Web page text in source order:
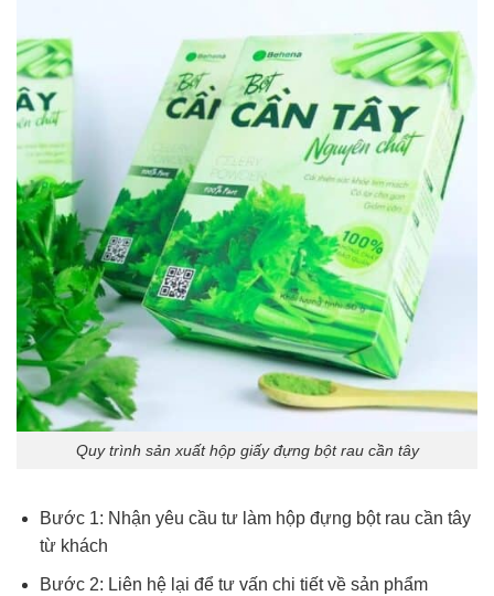
Quy trình sản xuất hộp giấy đựng bột rau cần tây
Bước 1: Nhận yêu cầu tư làm hộp đựng bột rau cần tây
từ khách
Bước 2: Liên hệ lại để tư vấn chi tiết về sản phẩm